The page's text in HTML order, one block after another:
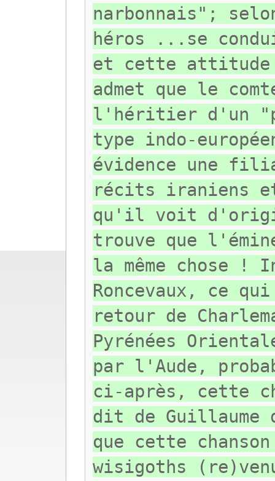
narbonnais";
héros ...se
et cette attitude
admet que le
l'héritier d'un
type indo-
évidence une
récits iraniens
qu'il voit
trouve que
la même chose !
Roncevaux, ce
retour de
Pyrénées
par l'Aude,
ci-après, cette
dit de Guillaume
que cette
wisigoths